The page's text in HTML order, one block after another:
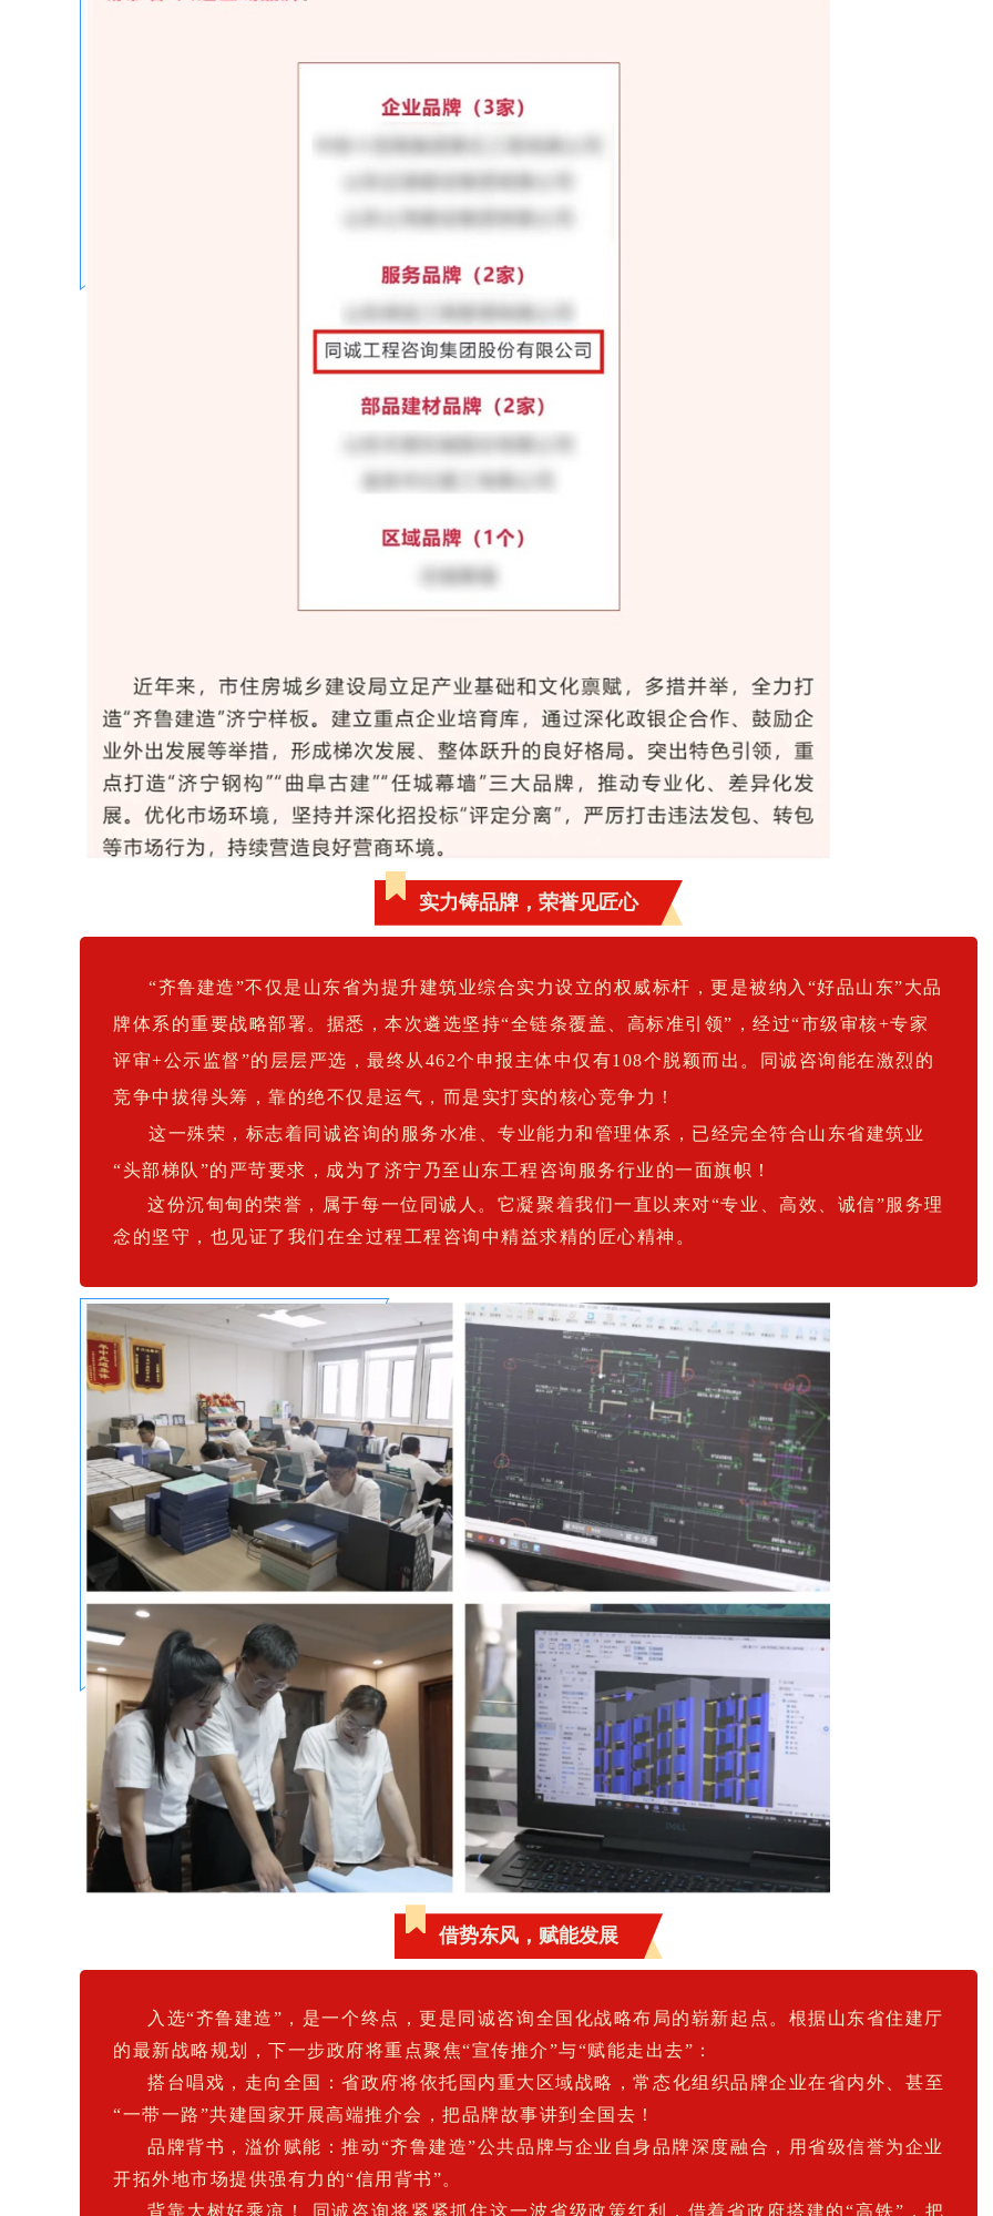
实力铸品牌，荣誉见匠心
“齐鲁建造”不仅是山东省为提升建筑业综合实力设立的权威标杆，更是被纳入“好品山东”大品
牌体系的重要战略部署。据悉，本次遴选坚持“全链条覆盖、高标准引领”，经过“市级审核+专家
评审+公示监督”的层层严选，最终从462个申报主体中仅有108个脱颖而出。同诚咨询能在激烈的
竞争中拔得头筹，靠的绝不仅是运气，而是实打实的核心竞争力！
这一殊荣，标志着同诚咨询的服务水准、专业能力和管理体系，已经完全符合山东省建筑业
“头部梯队”的严苛要求，成为了济宁乃至山东工程咨询服务行业的一面旗帜！
这份沉甸甸的荣誉，属于每一位同诚人。它凝聚着我们一直以来对“专业、高效、诚信”服务理
念的坚守，也见证了我们在全过程工程咨询中精益求精的匠心精神。
借势东风，赋能发展
入选“齐鲁建造”，是一个终点，更是同诚咨询全国化战略布局的崭新起点。根据山东省住建厅
的最新战略规划，下一步政府将重点聚焦“宣传推介”与“赋能走出去”：
搭台唱戏，走向全国：省政府将依托国内重大区域战略，常态化组织品牌企业在省内外、甚至
“一带一路”共建国家开展高端推介会，把品牌故事讲到全国去！
品牌背书，溢价赋能：推动“齐鲁建造”公共品牌与企业自身品牌深度融合，用省级信誉为企业
开拓外地市场提供强有力的“信用背书”。
背靠大树好乘凉！ 同诚咨询将紧紧抓住这一波省级政策红利，借着省政府搭建的“高铁”，把